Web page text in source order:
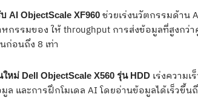
AI ObjectScale XF960ช่วยเร่งนวัตกรรมด้าน
กรรมของ ให้ throughput การส่งข้อมูลที่สูงกว่
ก่อนถึง 8 เท่า
ใหม่ Dell ObjectScale X560 รุ่น HDDเร่งความเ
ล และการฝึกโมเดล AI โดยอ่านข้อมูลได้เร็วขึ้น